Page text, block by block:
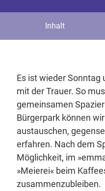
Inhalt
Es ist wieder Sonntag
mit der Trauer. So
gemeinsamen
Bürgerpark können
austauschen,
erfahren. Nach dem
Möglichkeit, im
»Meierei« beim
zusammenzubleiben.